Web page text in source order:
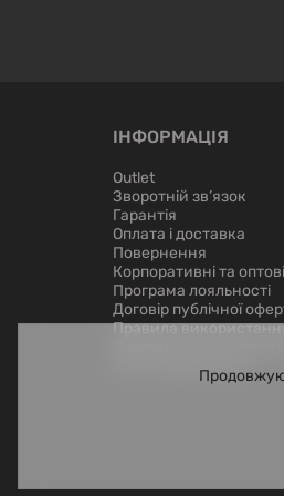
ІНФОРМАЦІЯ
Outlet
Зворотній зв’язок
Гарантія
Оплата і доставка
Повернення
Корпоративні та
Програма лояльності
Договір публічної
Правила
Лист керівництву